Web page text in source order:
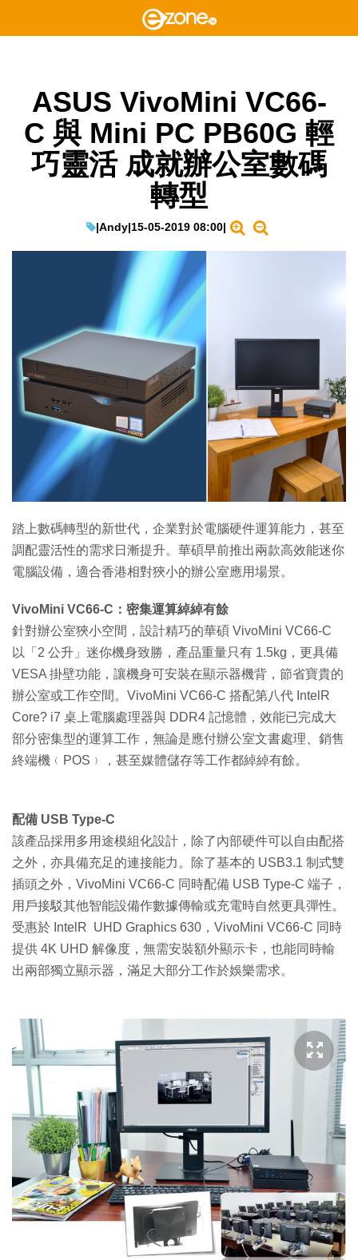
ASUS VivoMini VC66-
C 與 Mini PC PB60G 輕
巧靈活 成就辦公室數碼
轉型
|Andy|15-05-2019 08:00|
踏上數碼轉型的新世代，企業對於電腦硬件運算能力，甚至
調配靈活性的需求日漸提升。華碩早前推出兩款高效能迷你
電腦設備，適合香港相對狹小的辦公室應用場景。
VivoMini VC66-C：密集運算綽綽有餘
針對辦公室狹小空間，設計精巧的華碩 VivoMini VC66-C
以「2 公升」迷你機身致勝，產品重量只有 1.5kg，更具備
VESA 掛壁功能，讓機身可安裝在顯示器機背，節省寶貴的
辦公室或工作空間。VivoMini VC66-C 搭配第八代 IntelR
Core? i7 桌上電腦處理器與 DDR4 記憶體，效能已完成大
部分密集型的運算工作，無論是應付辦公室文書處理、銷售
終端機﹙POS﹚，甚至媒體儲存等工作都綽綽有餘。
配備 USB Type-C
該產品採用多用途模組化設計，除了內部硬件可以自由配搭
之外，亦具備充足的連接能力。除了基本的 USB3.1 制式雙
插頭之外，VivoMini VC66-C 同時配備 USB Type-C 端子，
用戶接駁其他智能設備作數據傳輸或充電時自然更具彈性。
受惠於 IntelR UHD Graphics 630，VivoMini VC66-C 同時
提供 4K UHD 解像度，無需安裝額外顯示卡，也能同時輸
出兩部獨立顯示器，滿足大部分工作於娛樂需求。